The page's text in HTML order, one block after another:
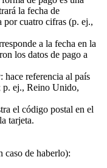
la fecha de
por cuatro cifras (p. ej.,
a la fecha en la
los datos de pago a
: hace referencia al país
p. ej., Reino Unido,
el código postal en el
tarjeta.
caso de haberlo):